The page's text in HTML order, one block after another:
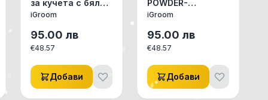
за кучета с бяла
глина.
iGroom
95.00 лв
€48.57
Добави
POWDER-
ИЗБИСТРЯЩА
ПУДРА
iGroom
95.00 лв
€48.57
Добави